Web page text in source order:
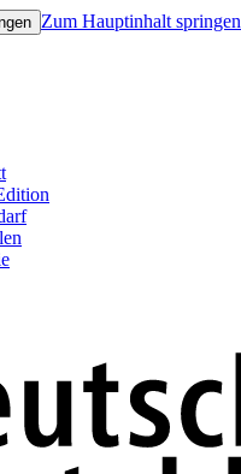
Zum Hauptinhalt springen